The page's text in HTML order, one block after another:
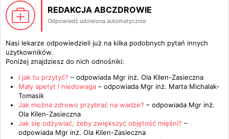
REDAKCJA ABCZDROWIE
Odpowiedź udzielona automatycznie
Nasi lekarze odpowiedzieli już na kilka podobnych pytań innych
użytkowników.
Poniżej znajdziesz do nich odnośniki:
I jak tu przytyć? – odpowiada Mgr inż. Ola Kilen-Zasieczna
Mały apetyt i niedowaga – odpowiada Mgr inż. Marta Michalak-
Tomasik
Jak można zdrowo przybrać na wadze? – odpowiada Mgr inż.
Ola Kilen-Zasieczna
Jak się odżywiać, żeby zwiększyć objętość mięśni? –
odpowiada Mgr inż. Ola Kilen-Zasieczna